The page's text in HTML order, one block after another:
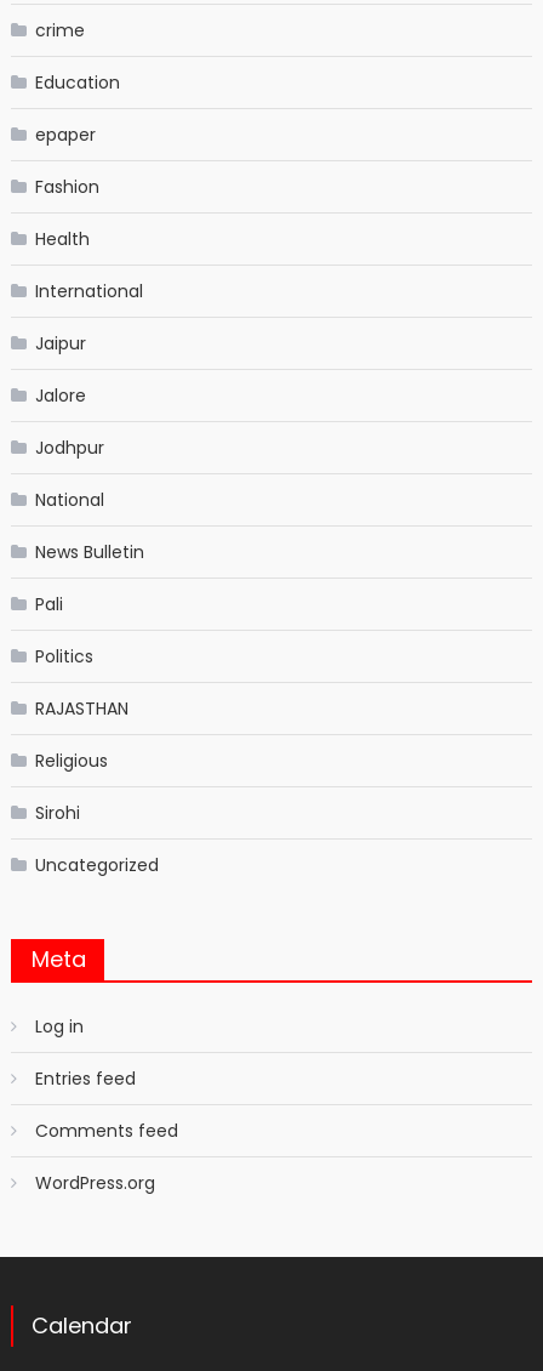
crime
Education
epaper
Fashion
Health
International
Jaipur
Jalore
Jodhpur
National
News Bulletin
Pali
Politics
RAJASTHAN
Religious
Sirohi
Uncategorized
Meta
Log in
Entries feed
Comments feed
WordPress.org
Calendar